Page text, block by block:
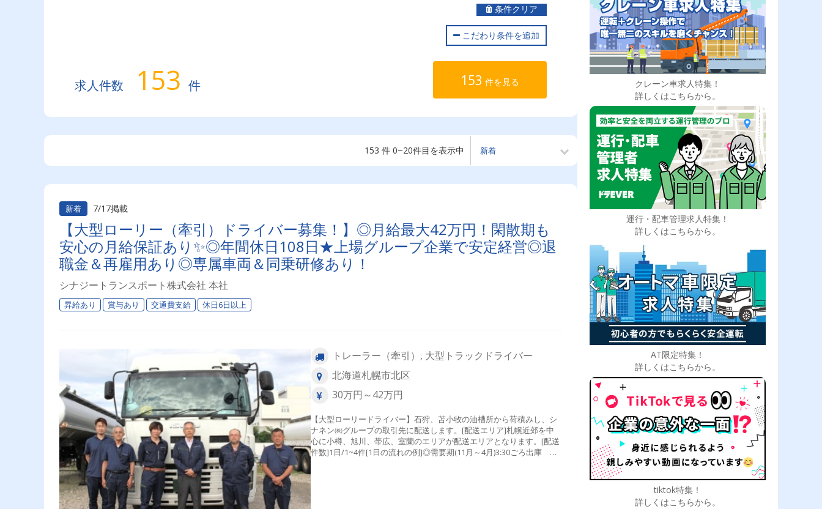
条件クリア
こだわり条件を追加
求人件数 153 件 153 件を見る
153 件 0~20件目を表示中
新着 7/17掲載
【大型ローリー（牽引）ドライバー募集！】◎月給最大42万円！閑散期も
安心の月給保証あり✨◎年間休日108日★上場グループ企業で安定経営◎退
職金＆再雇用あり◎専属車両＆同乗研修あり！
シナジートランスポート株式会社 本社
昇給あり 賞与あり 交通費支給 休日6日以上
トレーラー（牽引）, 大型トラックドライバー
北海道札幌市北区
30万円～42万円
【大型ローリードライバー】石狩、苫小牧の油槽所から荷積みし、シ
ナネン㈱グループの取引先に配送します。[配送エリア]札幌近郊を中
心に小樽、旭川、帯広、室蘭のエリアが配送エリアとなります。[配送
件数]1日/1~4件[1日の流れの例]◎需要期(11月～4月)3:30ごろ出庫
↓14:00ころ帰社
クレーン車求人特集！
詳しくはこちらから。
運行・配車管理求人特集！
詳しくはこちらから。
AT限定特集！
詳しくはこちらから。
tiktok特集！
詳しくはこちらから。